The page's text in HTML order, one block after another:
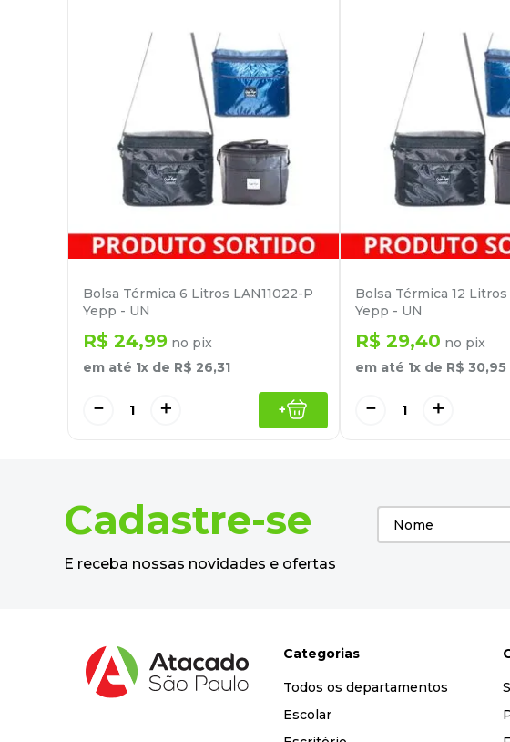
Bolsa Térmica 6 Litros LAN11022-P
Yepp - UN
R$ 24,99 no pix
em até 1x de R$ 26,31
＋
－ +
Bolsa Térmica 12 Litros
Yepp - UN
R$ 29,40 no pix
em até 1x de R$ 30,95
＋
－
Cadastre-se
E receba nossas novidades e ofertas
Categorias
Todos os departamentos
Escolar